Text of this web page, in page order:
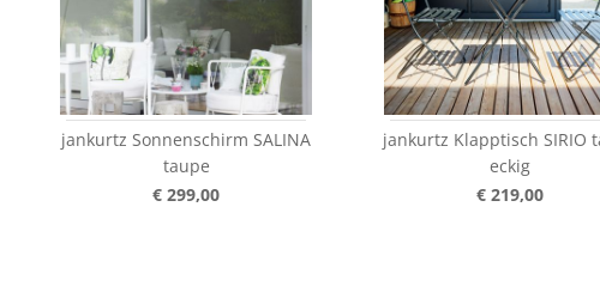
jankurtz Sonnenschirm SALINA
taupe
€ 299,00
jankurtz Klapptisch SIRIO
eckig
€ 219,00